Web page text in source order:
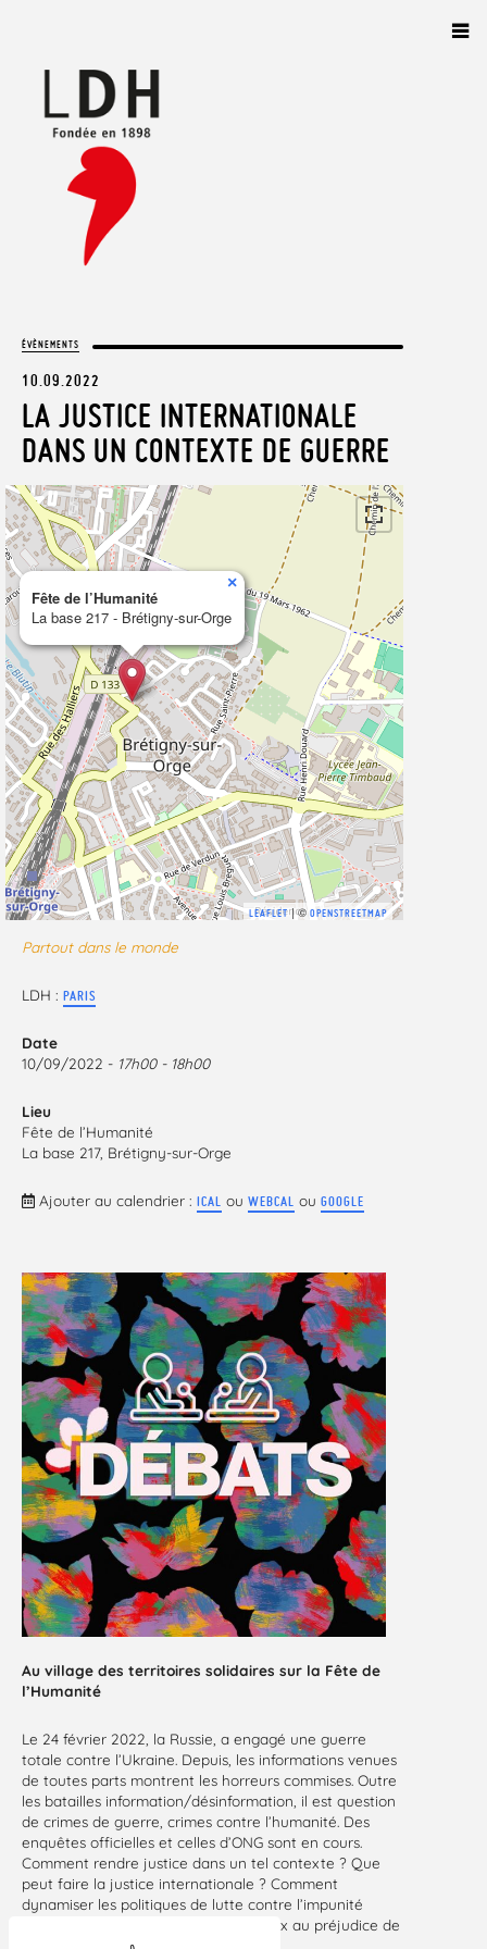
ÉVÈNEMENTS
10.09.2022
LA JUSTICE INTERNATIONALE
DANS UN CONTEXTE DE GUERRE
Fête de l’Humanité
La base 217 - Brétigny-sur-Orge
×
LEAFLET| ©OPENSTREETMAP
Partout dans le monde
LDH : PARIS
Date
10/09/2022 - 17h00 - 18h00
Lieu
Fête de l’Humanité
La base 217, Brétigny-sur-Orge
Ajouter au calendrier : ICAL ou WEBCAL ou GOOGLE
Au village des territoires solidaires sur la Fête de
l’Humanité
Le 24 février 2022, la Russie, a engagé une guerre
totale contre l’Ukraine. Depuis, les informations venues
de toutes parts montrent les horreurs commises. Outre
les batailles information/désinformation, il est question
de crimes de guerre, crimes contre l’humanité. Des
enquêtes officielles et celles d’ONG sont en cours.
Comment rendre justice dans un tel contexte ? Que
peut faire la justice internationale ? Comment
dynamiser les politiques de lutte contre l’impunité
lorsqu’il est tentant de négocier la paix au préjudice de